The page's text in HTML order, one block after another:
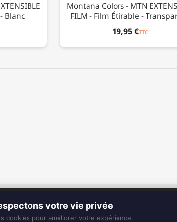
Blanc
Montana Colors - MTN
FILM - Film Étirable -
19,95 €TTC
Fixe :
0596 63 25 94
votre vie privée
cookies pour améliorer votre expérience.